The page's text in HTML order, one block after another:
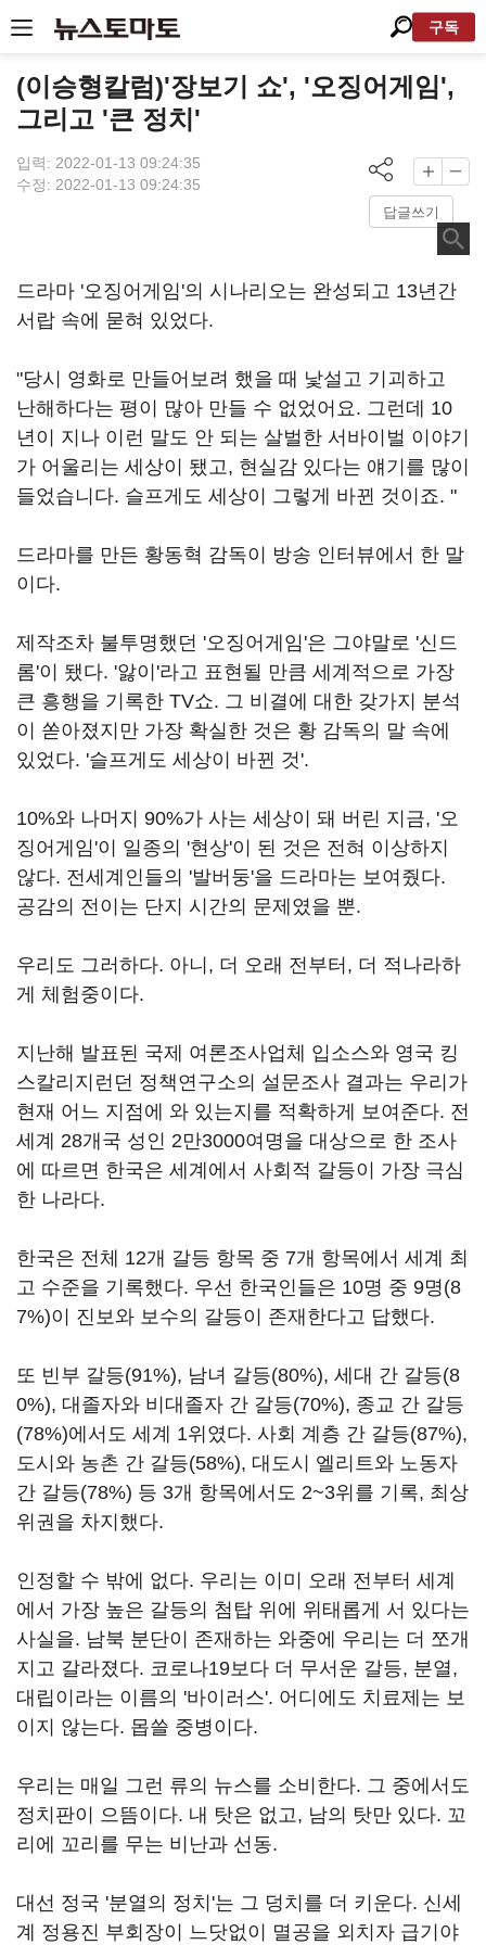
구독
(이승형칼럼)'장보기 쇼', '오징어게임',
그리고 '큰 정치'
입력: 2022-01-13 09:24:35
수정: 2022-01-13 09:24:35
답글쓰기
드라마 '오징어게임'의 시나리오는 완성되고 13년간
서랍 속에 묻혀 있었다.
"당시 영화로 만들어보려 했을 때 낯설고 기괴하고
난해하다는 평이 많아 만들 수 없었어요. 그런데 10
년이 지나 이런 말도 안 되는 살벌한 서바이벌 이야기
가 어울리는 세상이 됐고, 현실감 있다는 얘기를 많이
들었습니다. 슬프게도 세상이 그렇게 바뀐 것이죠. "
드라마를 만든 황동혁 감독이 방송 인터뷰에서 한 말
이다.
제작조차 불투명했던 '오징어게임'은 그야말로 '신드
롬'이 됐다. '앓이'라고 표현될 만큼 세계적으로 가장
큰 흥행을 기록한 TV쇼. 그 비결에 대한 갖가지 분석
이 쏟아졌지만 가장 확실한 것은 황 감독의 말 속에
있었다. '슬프게도 세상이 바뀐 것'.
10%와 나머지 90%가 사는 세상이 돼 버린 지금, '오
징어게임'이 일종의 '현상'이 된 것은 전혀 이상하지
않다. 전세계인들의 '발버둥'을 드라마는 보여줬다.
공감의 전이는 단지 시간의 문제였을 뿐.
우리도 그러하다. 아니, 더 오래 전부터, 더 적나라하
게 체험중이다.
지난해 발표된 국제 여론조사업체 입소스와 영국 킹
스칼리지런던 정책연구소의 설문조사 결과는 우리가
현재 어느 지점에 와 있는지를 적확하게 보여준다. 전
세계 28개국 성인 2만3000여명을 대상으로 한 조사
에 따르면 한국은 세계에서 사회적 갈등이 가장 극심
한 나라다.
한국은 전체 12개 갈등 항목 중 7개 항목에서 세계 최
고 수준을 기록했다. 우선 한국인들은 10명 중 9명(8
7%)이 진보와 보수의 갈등이 존재한다고 답했다.
또 빈부 갈등(91%), 남녀 갈등(80%), 세대 간 갈등(8
0%), 대졸자와 비대졸자 간 갈등(70%), 종교 간 갈등
(78%)에서도 세계 1위였다. 사회 계층 간 갈등(87%),
도시와 농촌 간 갈등(58%), 대도시 엘리트와 노동자
간 갈등(78%) 등 3개 항목에서도 2~3위를 기록, 최상
위권을 차지했다.
인정할 수 밖에 없다. 우리는 이미 오래 전부터 세계
에서 가장 높은 갈등의 첨탑 위에 위태롭게 서 있다는
사실을. 남북 분단이 존재하는 와중에 우리는 더 쪼개
지고 갈라졌다. 코로나19보다 더 무서운 갈등, 분열,
대립이라는 이름의 '바이러스'. 어디에도 치료제는 보
이지 않는다. 몹쓸 중병이다.
우리는 매일 그런 류의 뉴스를 소비한다. 그 중에서도
정치판이 으뜸이다. 내 탓은 없고, 남의 탓만 있다. 꼬
리에 꼬리를 무는 비난과 선동.
대선 정국 '분열의 정치'는 그 덩치를 더 키운다. 신세
계 정용진 부회장이 느닷없이 멸공을 외치자 급기야